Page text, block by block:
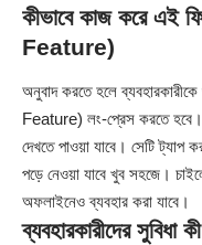
কীভাবে কাজ করে এই
Feature)
অনুবাদ করতে হলে
Feature) লং-প্রেস করতে হবে।
দেখতে পাওয়া যাবে। সেটি ট্যাপ
পড়ে নেওয়া যাবে খুব সহজে।
অফলাইনেও ব্যবহার করা যাবে।
ব্যবহারকারীদের সুবিধা